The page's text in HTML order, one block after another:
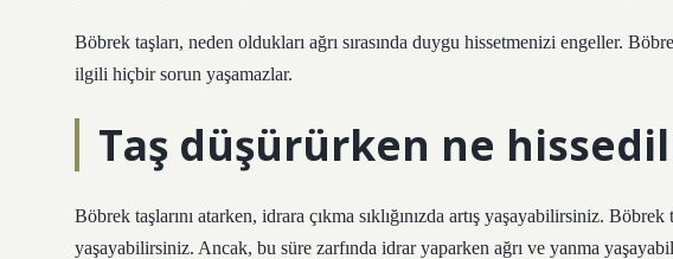
Böbrek taşları, neden oldukları ağrı sırasında duygu hissetmenizi engeller.
ilgili hiçbir sorun yaşamazlar.
Taş düşürürken ne
Böbrek taşlarını atarken, idrara çıkma sıklığınızda artış yaşayabilirsiniz.
yaşayabilirsiniz. Ancak, bu süre zarfında idrar yaparken ağrı ve yanma